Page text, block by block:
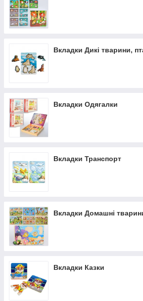
Вкладки Дикі тварини,
Вкладки Одягалки
Вкладки Транспорт
Вкладки Домашні
Вкладки Казки